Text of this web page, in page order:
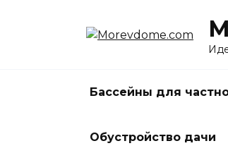
Бассейны для
Обустройство дачи